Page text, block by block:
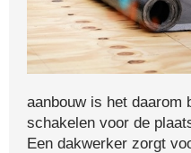
aanbouw is het daarom
schakelen voor de
Een dakwerker zorgt